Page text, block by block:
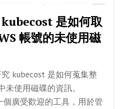
是如何取
帳號的未使用磁
kubecost 是如何蒐集整
未使用磁碟的資訊。
個廣受歡迎的工具，用於管